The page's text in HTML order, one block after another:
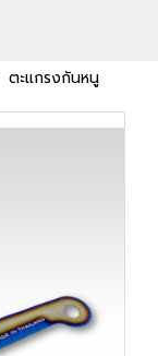
ตะแกรงกันหนู